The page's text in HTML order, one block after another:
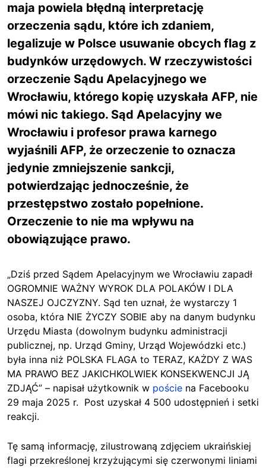
maja powiela błędną interpretację
orzeczenia sądu, które ich zdaniem,
legalizuje w Polsce usuwanie obcych flag z
budynków urzędowych. W rzeczywistości
orzeczenie Sądu Apelacyjnego we
Wrocławiu, którego kopię uzyskała AFP, nie
mówi nic takiego. Sąd Apelacyjny we
Wrocławiu i profesor prawa karnego
wyjaśnili AFP, że orzeczenie to oznacza
jedynie zmniejszenie sankcji,
potwierdzając jednocześnie, że
przestępstwo zostało popełnione.
Orzeczenie to nie ma wpływu na
obowiązujące prawo.
„Dziś przed Sądem Apelacyjnym we Wrocławiu zapadł
OGROMNIE WAŻNY WYROK DLA POLAKÓW I DLA
NASZEJ OJCZYZNY. Sąd ten uznał, że wystarczy 1
osoba, która NIE ŻYCZY SOBIE aby na danym budynku
Urzędu Miasta (dowolnym budynku administracji
publicznej, np. Urząd Gminy, Urząd Wojewódzki etc.)
była inna niż POLSKA FLAGA to TERAZ, KAŻDY Z WAS
MA PRAWO BEZ JAKICHKOLWIEK KONSEKWENCJI JĄ
ZDJĄĆ” – napisał użytkownik w poście na Facebooku
29 maja 2025 r. Post uzyskał 4 500 udostępnień i setki
reakcji.
Tę samą informację, zilustrowaną zdjęciem ukraińskiej
flagi przekreślonej krzyżującymi się czerwonymi liniami